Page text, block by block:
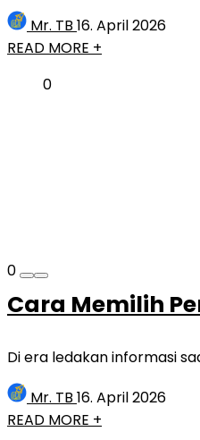
Mr. TB 16. April 2026
READ MORE +
0
0
Cara Memilih
Di era ledakan informasi
Mr. TB 16. April 2026
READ MORE +